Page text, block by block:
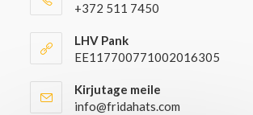
+372 511 7450
LHV Pank
EE117700771002016305
Kirjutage meile
info@fridahats.com